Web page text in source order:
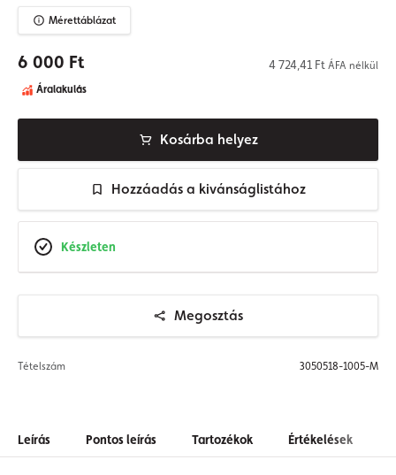
Mérettáblázat
6 000 Ft 4 724,41 Ft ÁFA nélkül
Áralakulás
Kosárba helyez
Hozzáadás a kivánságlistához
Készleten
Megosztás
Tételszám 3050518-1005-M
Leírás Pontos leírás Tartozékok Értékelések